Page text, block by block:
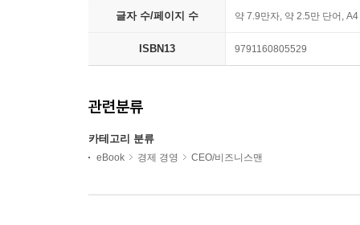
글자 수/페이지 수 약 7.9만자, 약 2.5만 단어,
ISBN13 9791160805529
관련분류
카테고리 분류
eBook 경제 경영 CEO/비즈니스맨